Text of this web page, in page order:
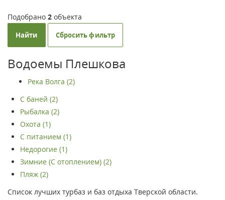
Подобрано 2 объекта
Найти Сбросить фильтр
Водоемы Плешкова
Река Волга (2)
С баней (2)
Рыбалка (2)
Охота (1)
С питанием (1)
Недорогие (1)
Зимние (С отоплением) (2)
Пляж (2)
Список лучших турбаз и баз отдыха Тверской области.